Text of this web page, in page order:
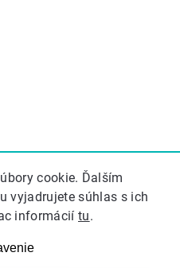
cookie. Ďalším
vyjadrujete súhlas s ich
informácií tu.